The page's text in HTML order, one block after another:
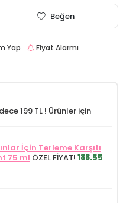
Beğen
Yap Fiyat Alarmı
199 TL ! Ürünler için
İçin Terleme Karşıtı
75 ml ÖZEL FİYAT! 188.55